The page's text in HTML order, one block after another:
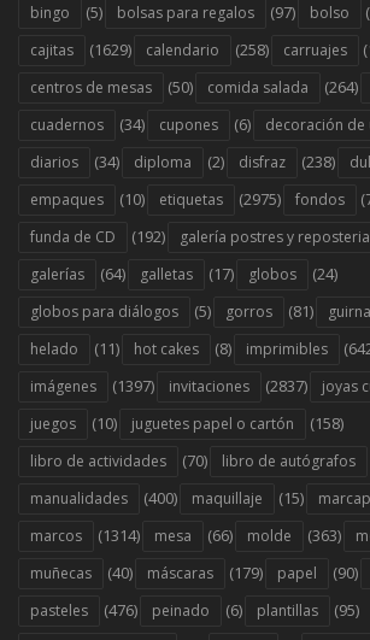
bingo (5) bolsas para regalos (97) bolso
cajitas (1629) calendario (258) carruajes
centros de mesas (50) comida salada (264)
cuadernos (34) cupones (6) decoración de
diarios (34) diploma (2) disfraz (238)
empaques (10) etiquetas (2975) fondos
funda de CD (192) galería postres y reposteria
galerías (64) galletas (17) globos (24)
globos para diálogos (5) gorros (81)
helado (11) hot cakes (8) imprimibles
imágenes (1397) invitaciones (2837) joyas
juegos (10) juguetes papel o cartón (158)
libro de actividades (70) libro de autógrafos
manualidades (400) maquillaje (15)
marcos (1314) mesa (66) molde (363)
muñecas (40) máscaras (179) papel (90)
pasteles (476) peinado (6) plantillas (95)